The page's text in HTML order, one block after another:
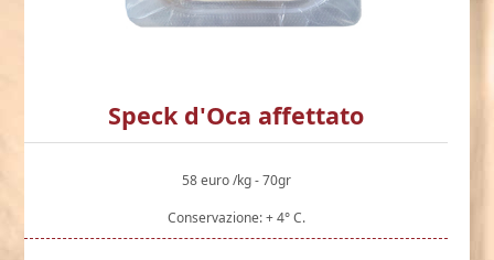
Speck d'Oca affettato
58 euro /kg - 70gr
Conservazione: + 4° C.